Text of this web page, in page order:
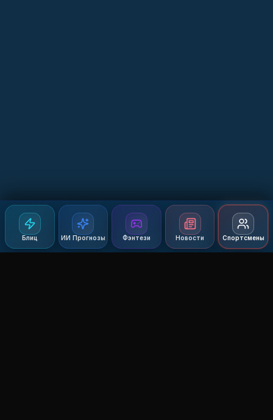
Блиц ИИ Прогнозы Фэнтези Новости Спортсмены